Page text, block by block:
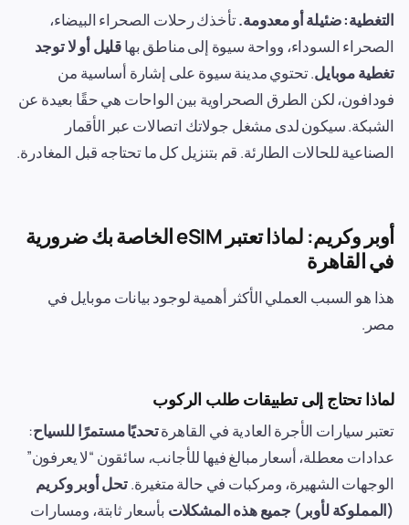
التغطية: ضئيلة أو معدومة.تأخذك رحلات الصحراء البيضاء،
الصحراء السوداء، وواحة سيوة إلى مناطق بهاقليل أو لا توجد
تغطية موبايل. تحتوي مدينة سيوة على إشارة أساسية من
فودافون، لكن الطرق الصحراوية بين الواحات هي حقًا بعيدة عن
الشبكة. سيكون لدى مشغل جولاتك اتصالات عبر الأقمار
الصناعية للحالات الطارئة. قم بتنزيل كل ما تحتاجه قبل المغادرة.
أوبر وكريم: لماذا تعتبر eSIM الخاصة بك ضرورية
في القاهرة
هذا هو السبب العملي الأكثر أهمية لوجود بيانات موبايل في
مصر.
لماذا تحتاج إلى تطبيقات طلب الركوب
تعتبر سيارات الأجرة العادية في القاهرةتحديًا مستمرًا للسياح:
عدادات معطلة، أسعار مبالغ فيها للأجانب، سائقون “لا يعرفون”
الوجهات الشهيرة، ومركبات في حالة متغيرة.تحل أوبر وكريم
(المملوكة لأوبر) جميع هذه المشكلات بأسعار ثابتة، ومسارات